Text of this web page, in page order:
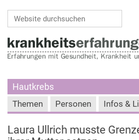
Hautkrebs
Themen Personen Infos &
Laura Ullrich musste